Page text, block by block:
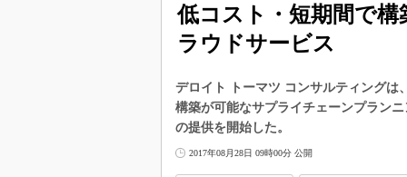
低コスト・短期間で
ラウドサービス
デロイト トーマツ コンサルティングは
構築が可能なサプライチェーンプラン
の提供を開始した。
2017年08月28日 09時00分 公開